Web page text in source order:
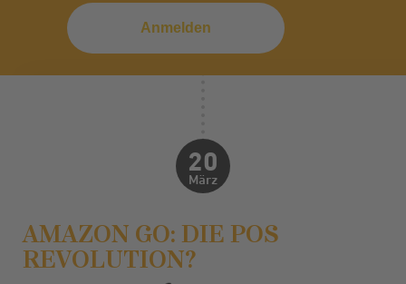
20
März
AMAZON GO: DIE POS
REVOLUTION?